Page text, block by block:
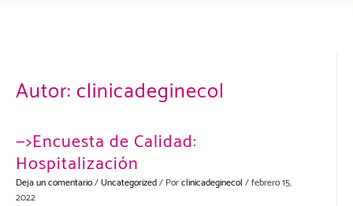
Autor:clinicadeginecol
—>Encuesta de Calidad:
Hospitalización
Deja un comentario/ Uncategorized/ Porclinicadeginecol /febrero 15,
2022